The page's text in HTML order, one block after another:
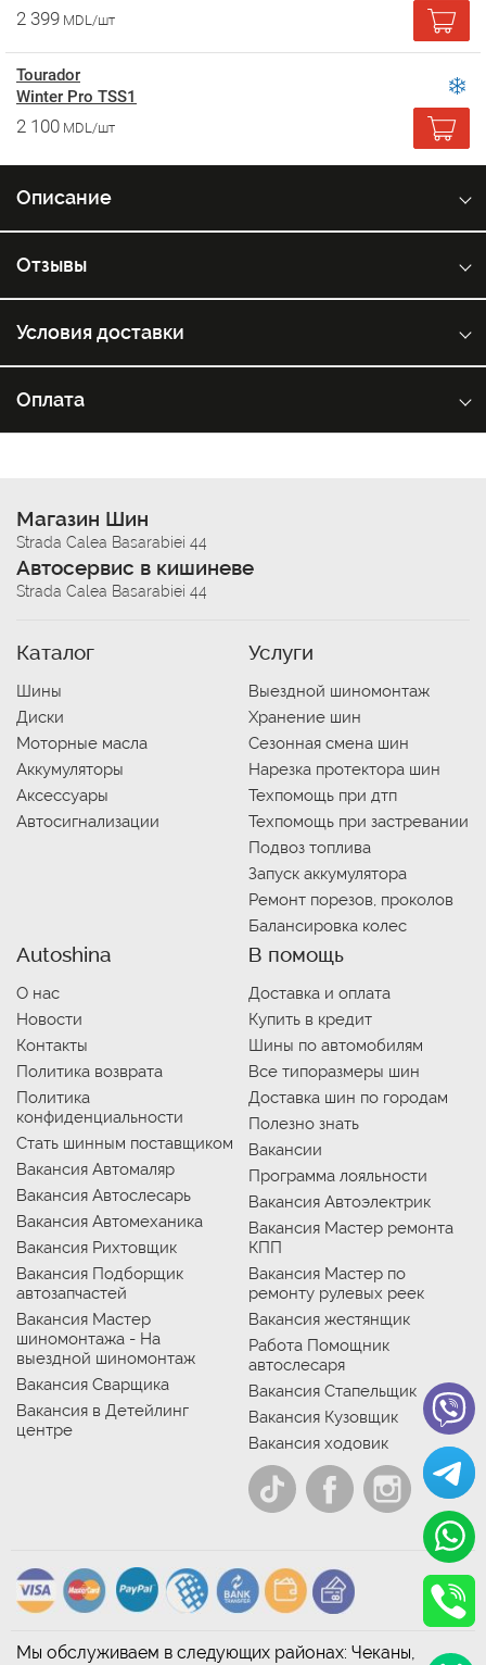
2 399 MDL/шт
Tourador
Winter Pro TSS1
2 100 MDL/шт
Описание
Отзывы
Условия доставки
Оплата
Магазин Шин
Strada Calea Basarabiei 44
Автосервис в кишиневе
Strada Calea Basarabiei 44
Каталог
Шины
Диски
Моторные масла
Аккумуляторы
Аксессуары
Автосигнализации
Услуги
Выездной шиномонтаж
Хранение шин
Сезонная смена шин
Нарезка протектора шин
Техпомощь при дтп
Техпомощь при застревании
Подвоз топлива
Запуск аккумулятора
Ремонт порезов, проколов
Балансировка колес
Autoshina
О нас
Новости
Контакты
Политика возврата
Политика
конфиденциальности
Стать шинным поставщиком
Вакансия Автомаляр
Вакансия Автослесарь
Вакансия Автомеханика
Вакансия Рихтовщик
Вакансия Подборщик
автозапчастей
Вакансия Мастер
шиномонтажа - На
выездной шиномонтаж
Вакансия Сварщика
Вакансия в Детейлинг
центре
В помощь
Доставка и оплата
Купить в кредит
Шины по автомобилям
Все типоразмеры шин
Доставка шин по городам
Полезно знать
Вакансии
Программа лояльности
Вакансия Автоэлектрик
Вакансия Мастер ремонта
КПП
Вакансия Мастер по
ремонту рулевых реек
Вакансия жестянщик
Работа Помощник
автослесаря
Вакансия Стапельщик
Вакансия Кузовщик
Вакансия ходовик
Мы обслуживаем в следующих районах: Чеканы,